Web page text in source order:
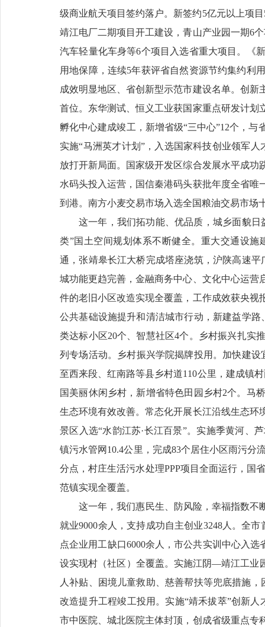
级商业航天项目签约落户。新签约5亿元以上项
靖江电厂二期项目开工建设，青山产业园一期6
汽车轻量化车身等6个项目入选省重大项目。《
用地保障，连续5年获评省自然资源节约集约利
成效明显地区、省创新型示范市建设名单。创新
首位。东华测试、恒义工业获国家重点研发计
孵化中心建成竣工，新增省级“三中心”12个，
实施“马洲英才计划”，入选国家科技创业领军
放打开新局面。国家级开发区综合发展水平成
水码头投入运营，国信秦港码头获批年度全省
到港。南方小麦交易市场入选全国粮油交易市场
这一年，我们拓功能、优品质，城乡面貌
类”国土空间规划体系不断健全。重大交通设
通，张靖皋长江大桥完成塔座浇筑，沪陕高速
城功能更趋完善，金融商务中心、文化中心运
件的老旧小区改造实现全覆盖，工作成效获央
公共基础设施提升和清洁城市行动，新建益学
类达标小区20个、智慧社区4个。乡村振兴扎实
列专场活动。乡村振兴学院揭牌投用。加快建
至西来段、红南路等县乡村道110公里，建成镇
国美丽休闲乡村，新增省特色田园乡村2个。马
生态环境有效改善。常态化开展长江沿线生态
景区入选“水韵江苏·长江百景”。实施季黄河、
镇污水管网10.4公里，完成83个居住小区雨污分
分点，村庄生活污水处理PPP项目全面运行，国
范镇实现全覆盖。
这一年，我们惠民生、防风险，幸福指数不
就业9000余人，支持成功自主创业3248人。全
点企业用工缺口6000余人，市公共实训中心入
设实现村（社区）全覆盖。实施江阴—靖江工业
人补贴、困境儿童救助、慈善帮扶等兜底措施
改造提升工程竣工投用。实施“靖禾拔萃”创新
市中医院、城北医院主体封顶，创成省级重点专